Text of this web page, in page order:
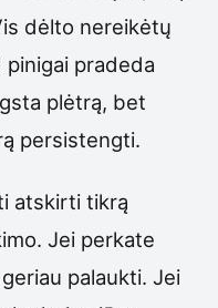
dėlto nereikėtų
pradeda
plėtrą, bet
persistengti.
atskirti tikrą
Jei perkate
palaukti. Jei